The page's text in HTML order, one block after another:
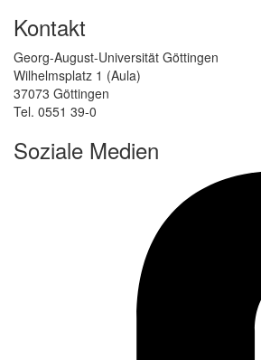
Kontakt
Georg-August-Universität Göttingen
Wilhelmsplatz 1 (Aula)
37073 Göttingen
Tel. 0551 39-0
Soziale Medien